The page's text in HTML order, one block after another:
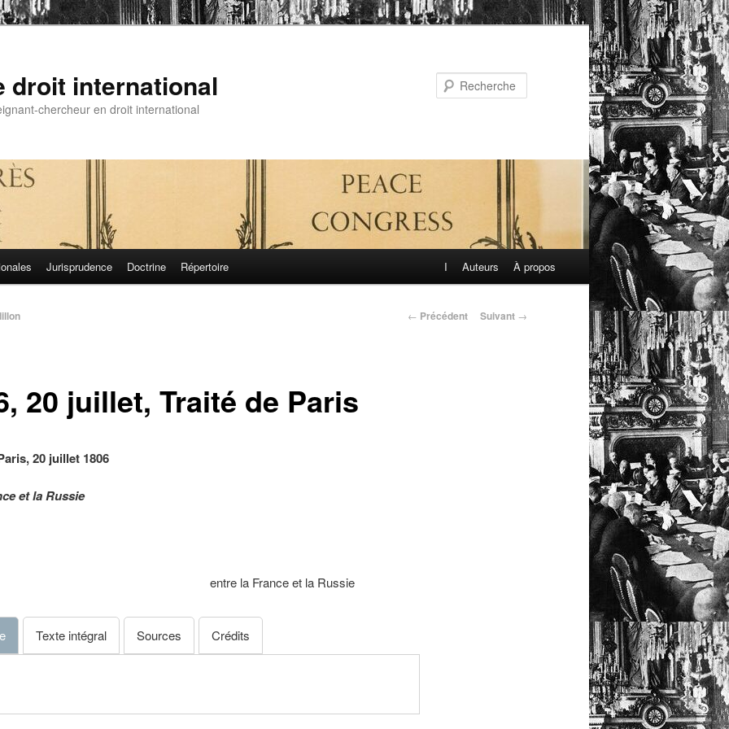
droit international
chercheur en droit international
Jurisprudence Doctrine Répertoire I Auteurs À propos
Navigation
← Précédent Suivant →
20 juillet, Traité de Paris
20 juillet 1806
et la Russie
entre la France et la Russie
Texte intégral Sources Crédits